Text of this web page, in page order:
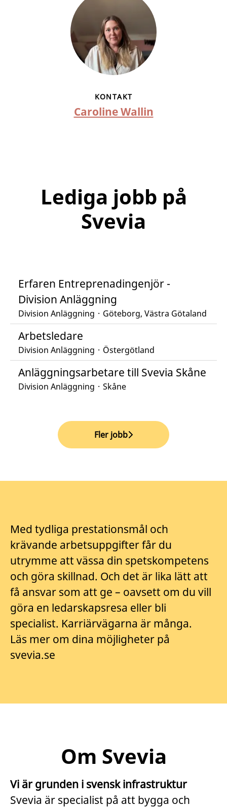
KONTAKT
Caroline Wallin
Lediga jobb på
Svevia
Erfaren Entreprenadingenjör -
Division Anläggning
Division Anläggning · Göteborg, Västra Götaland
Arbetsledare
Division Anläggning · Östergötland
Anläggningsarbetare till Svevia Skåne
Division Anläggning · Skåne
Fler jobb
Med tydliga prestationsmål och
krävande arbetsuppgifter får du
utrymme att vässa din spetskompetens
och göra skillnad. Och det är lika lätt att
få ansvar som att ge – oavsett om du vill
göra en ledarskapsresa eller bli
specialist. Karriärvägarna är många.
Läs mer om dina möjligheter på
svevia.se
Om Svevia
Vi är grunden i svensk infrastruktur
Svevia är specialist på att bygga och